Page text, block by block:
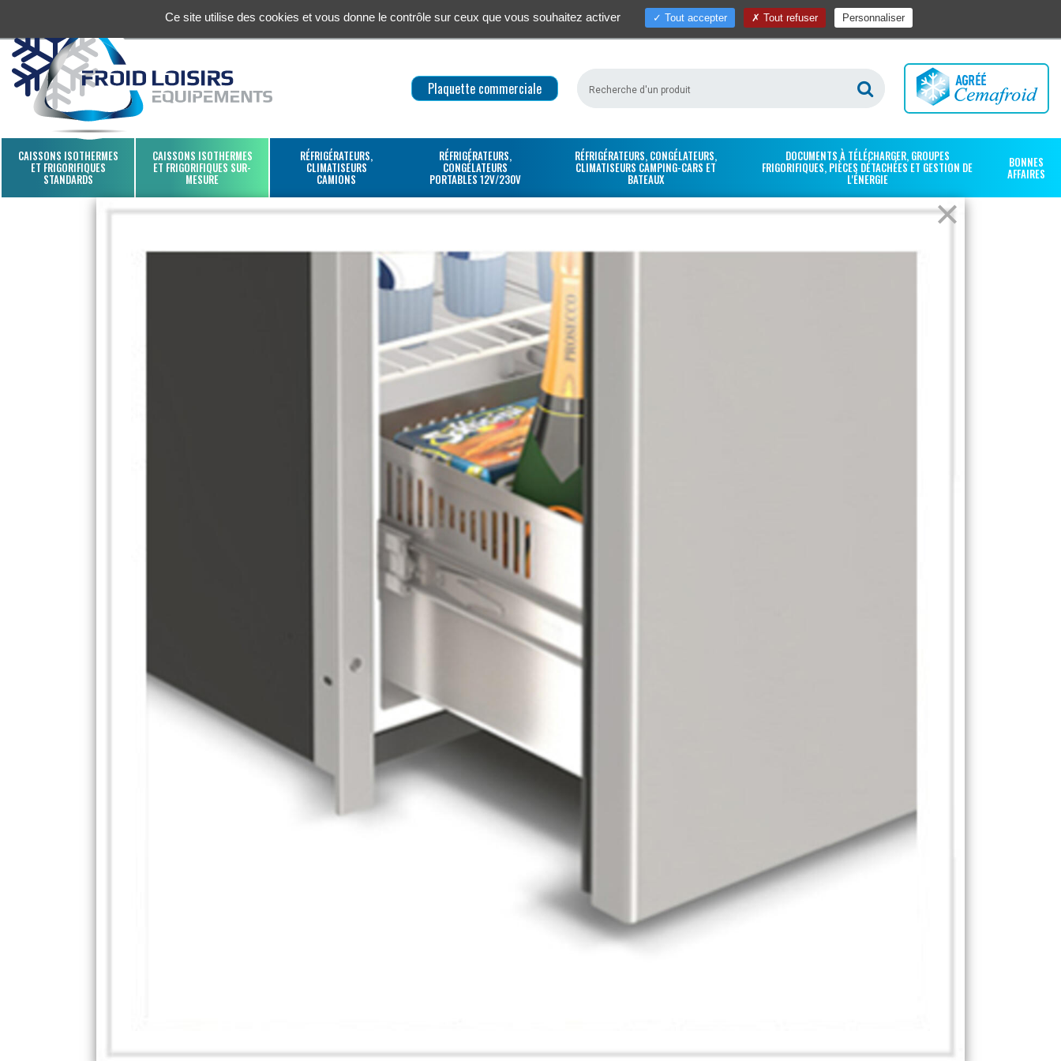
Qui sommes-nous ? Actualités / Salons Contact Une question ? Appelez-nous au 04 75 21 59 84
Plaquette commerciale
CAISSONS ISOTHERMES
ET FRIGORIFIQUES
STANDARDS
CAISSONS ISOTHERMES
ET FRIGORIFIQUES SUR-
MESURE
RÉFRIGÉRATEURS,
CLIMATISEURS
CAMIONS
RÉFRIGÉRATEURS,
CONGÉLATEURS
PORTABLES 12V/230V
RÉFRIGÉRATEURS, CONGÉLATEURS,
CLIMATISEURS CAMPING-CARS ET
BATEAUX
DOCUMENTS À TÉLÉCHARGER, GROUPES
FRIGORIFIQUES, PIÈCES DÉTACHÉES ET GESTION DE
L'ÉNERGIE
BONNES
AFFAIRES
Ce site utilise des cookies et vous donne le contrôle sur ceux que vous souhaitez activer Tout accepter Tout refuser Personnaliser